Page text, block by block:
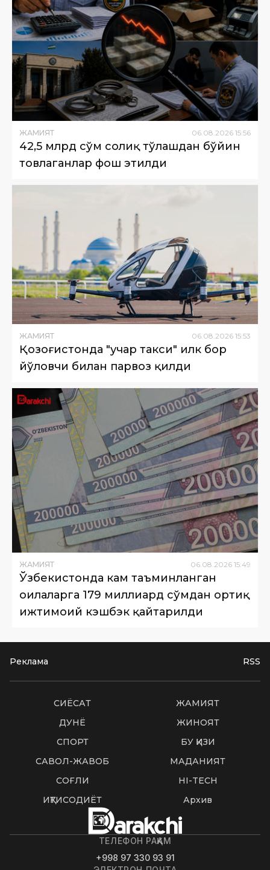
ЖАМИЯТ 06.08.2026 15:56
42,5 млрд сўм солиқ тўлашдан бўйин
товлаганлар фош этилди
ЖАМИЯТ 06 08 2026 15:53
Қозоғистонда "учар такси" илк бор
йўловчи билан парвоз қилди
ЖАМИЯТ 06.08.2026 15:49
Ўзбекистонда кам таъминланган
оилаларга 179 миллиард сўмдан ортиқ
ижтимоий кэшбэк қайтарилди
Реклама RSS
СИËСАТ
ЖАМИЯТ
ДУНË
ЖИНОЯТ
СПОРТ
БУ ҚИЗИҚ
САВОЛ-ЖАВОБ
МАДАНИЯТ
СОҒЛИҚ
HI-TECH
ИҚТИСОДИЁТ
Архив
ТЕЛЕФОН РАҚАМ
+998 97 330 93 91